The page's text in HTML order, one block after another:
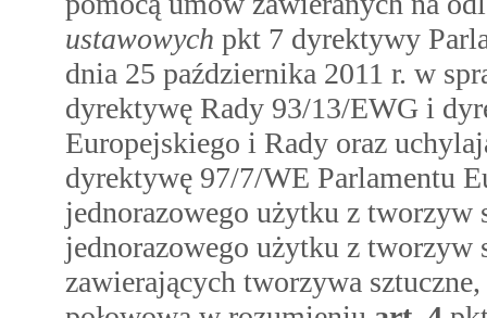
ustawowych pkt 7 dyrektywy
dnia 25 października 2011 r. w
dyrektywę Rady 93/13/EWG i
Europejskiego i Rady oraz
dyrektywę 97/7/WE Parlamentu
jednorazowego użytku z tworzyw
jednorazowego użytku z tworzyw
zawierających tworzywa sztuczne,